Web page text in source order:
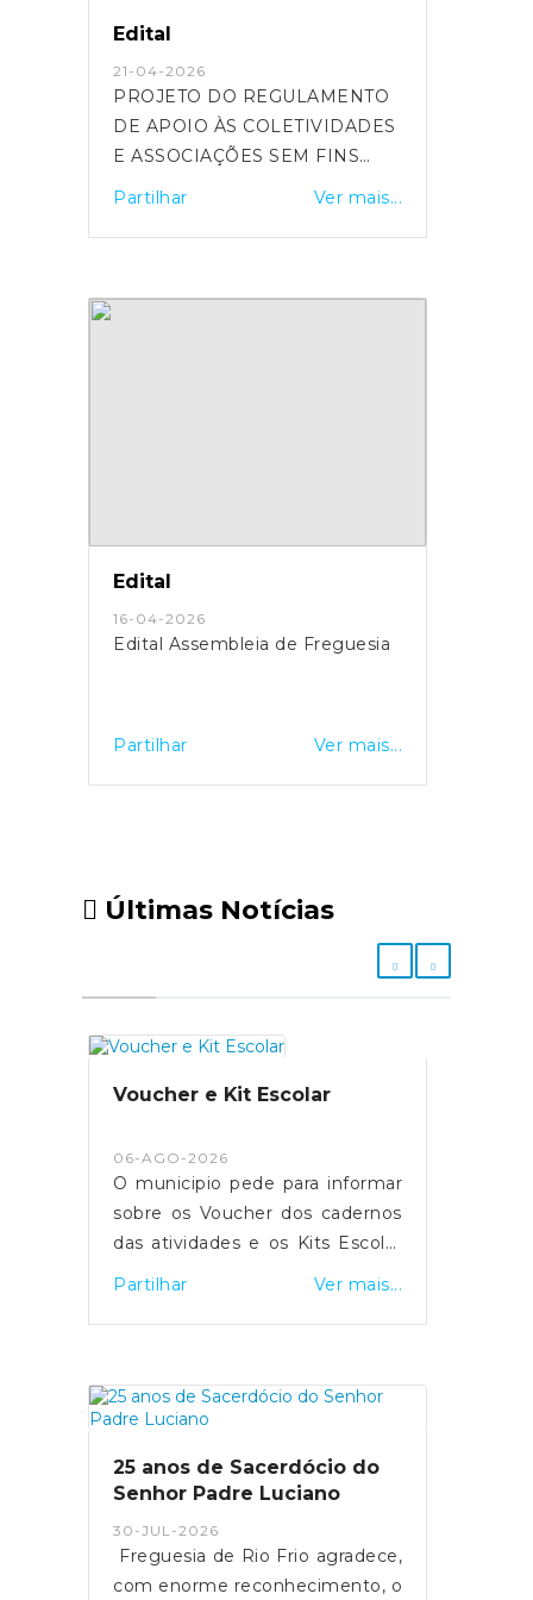
Edital
21-04-2026
PROJETO DO REGULAMENTO
DE APOIO ÀS COLETIVIDADES
E ASSOCIAÇÕES SEM FINS
Partilhar Ver mais...
Edital
16-04-2026
Edital Assembleia de Freguesia
Partilhar Ver mais...
Últimas Notícias
Voucher e Kit Escolar
06-AGO-2026
O municipio pede para informar
sobre os Voucher dos cadernos
das atividades e os Kits Escolar
da Junta de Freguesia de Rio
disponiveis.
Partilhar Ver mais...
25 anos de Sacerdócio do
Senhor Padre Luciano
30-JUL-2026
Freguesia de Rio Frio agradece,
com enorme reconhecimento, o